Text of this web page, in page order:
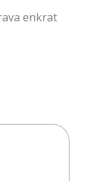
enkrat